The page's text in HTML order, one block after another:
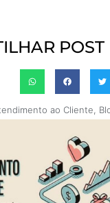
POST
ao Cliente